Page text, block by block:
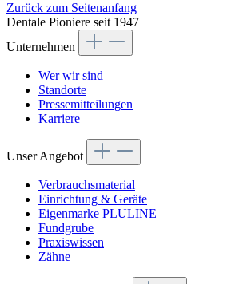
Zurück zum Seitenanfang
Dentale Pioniere seit 1947
Unternehmen
Wer wir sind
Standorte
Pressemitteilungen
Karriere
Unser Angebot
Verbrauchsmaterial
Einrichtung & Geräte
Eigenmarke PLULINE
Fundgrube
Praxiswissen
Zähne